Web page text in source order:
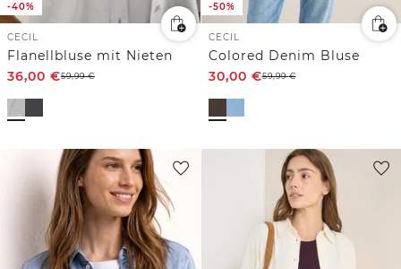
-40%
CECIL
Flanellbluse mit Nieten
36,00 €59,99€
-50%
CECIL
Colored Denim Bluse
30,00 €59,99€